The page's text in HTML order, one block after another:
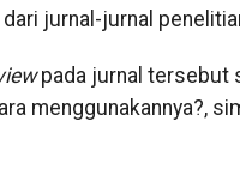
jurnal-jurnal
pada jurnal tersebut
menggunakannya?,